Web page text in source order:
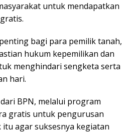
untuk mendapatkan
bagi para pemilik tanah,
hukum kepemilikan dan
menghindari sengketa serta
hari.
BPN, melalui program
gratis untuk pengurusan
agar suksesnya kegiatan